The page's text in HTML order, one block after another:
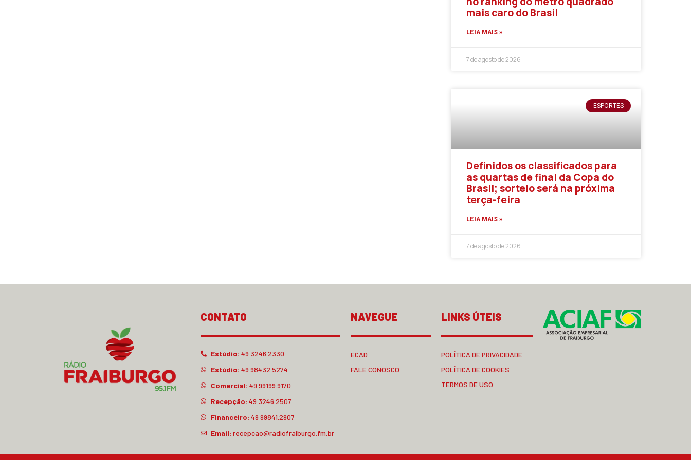
mais caro do Brasil
LEIA MAIS »
7 de agosto de 2026
ESPORTES
Definidos os classificados para
as quartas de final da Copa do
Brasil; sorteio será na próxima
terça-feira
LEIA MAIS »
7 de agosto de 2026
CONTATO
Estúdio: 49 3246.2330
Estúdio: 49 98432.5274
Comercial: 49 99199.9170
Recepção: 49 3246.2507
Financeiro: 49 99841.2907
Email: recepcao@radiofraiburgo.fm.br
NAVEGUE
ECAD
FALE CONOSCO
LINKS ÚTEIS
POLÍTICA DE PRIVACIDADE
POLÍTICA DE COOKIES
TERMOS DE USO